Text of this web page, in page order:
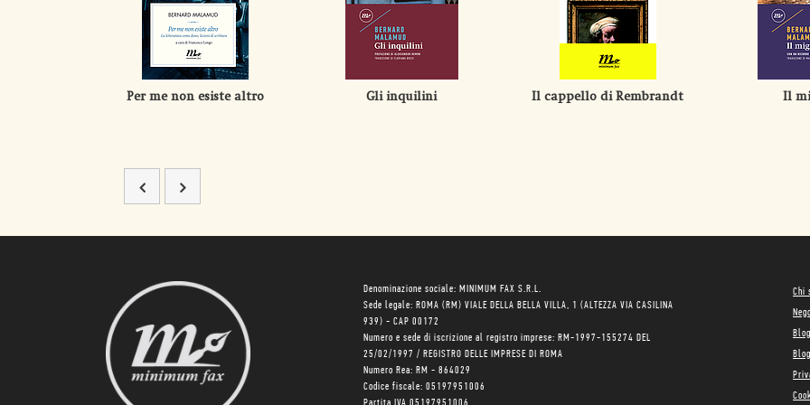
Per me non esiste altro Gli inquilini Il cappello di Rembrandt Il
Denominazione sociale: MINIMUM FAX S.R.L.
Sede legale: ROMA (RM) VIALE DELLA BELLA VILLA, 1 (ALTEZZA VIA CASILINA
939) - CAP 00172
Numero e sede di iscrizione al registro imprese: RM-1997-155274 DEL
25/02/1997 / REGISTRO DELLE IMPRESE DI ROMA
Numero Rea: RM - 864029
Codice fiscale: 05197951006
Chi